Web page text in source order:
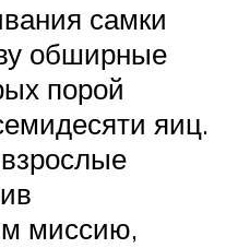
самки
обширные
порой
яиц.
миссию,